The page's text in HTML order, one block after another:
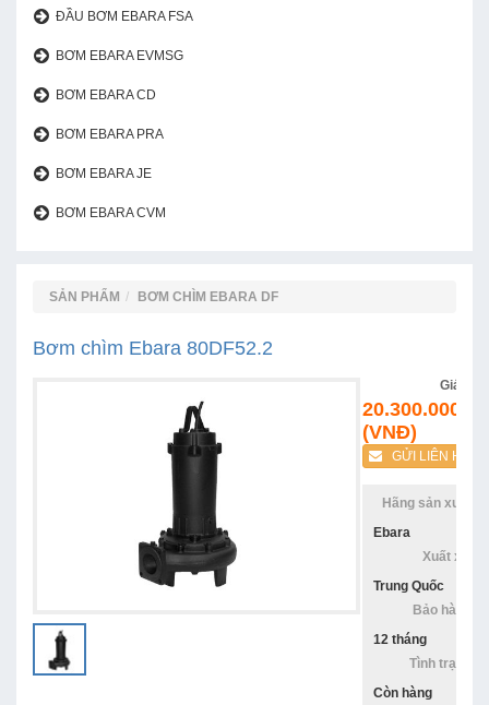
ĐẦU BƠM EBARA FSA
BƠM EBARA EVMSG
BƠM EBARA CD
BƠM EBARA PRA
BƠM EBARA JE
BƠM EBARA CVM
SẢN PHẨM BƠM CHÌM EBARA DF
Bơm chìm Ebara 80DF52.2
Giá:
20.300.000
(VNĐ)
GỬI LIÊN HỆ
Hãng sản xuất:
Ebara
Xuất xứ:
Trung Quốc
Bảo hàng:
12 tháng
Tình trạng:
Còn hàng